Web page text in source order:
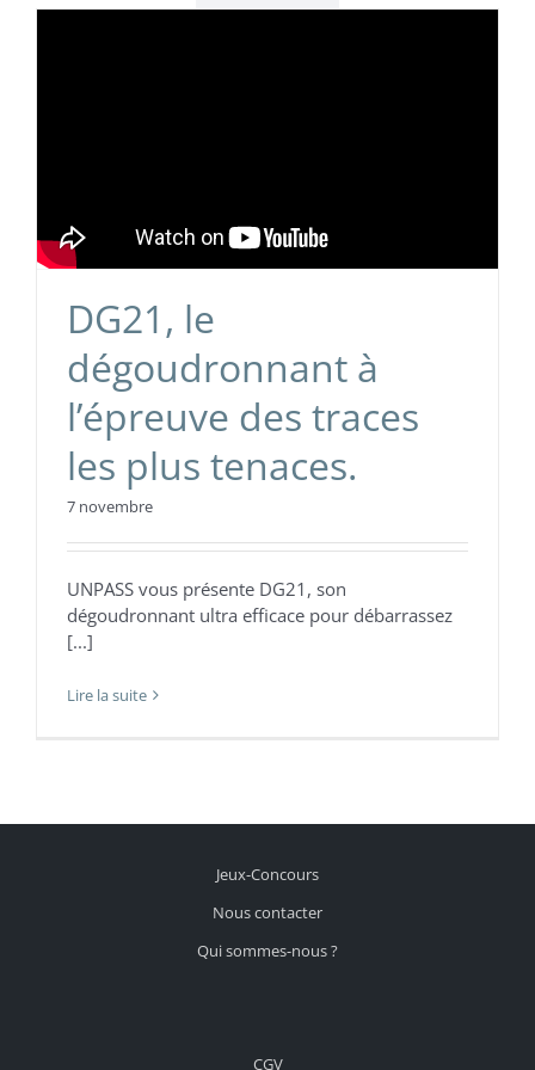
DG21, le
dégoudronnant à
l’épreuve des traces
les plus tenaces.
7 novembre
UNPASS vous présente DG21, son
dégoudronnant ultra efficace pour débarrassez
[...]
Lire la suite
Jeux-Concours
Nous contacter
Qui sommes-nous ?
CGV